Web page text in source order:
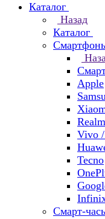
Каталог
Назад
Каталог
Apple
Vivo
Tecno
Смарт-